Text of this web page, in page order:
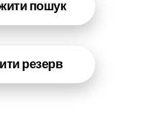
пошук
резерв